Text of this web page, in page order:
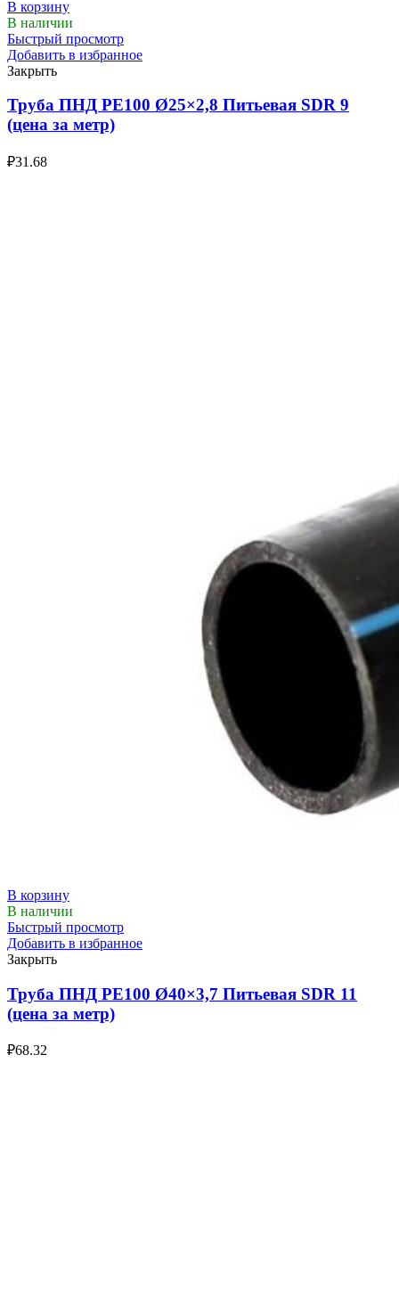
В корзину
В наличии
Быстрый просмотр
Добавить в избранное
Закрыть
Труба ПНД РЕ100 Ø25×2,8 Питьевая SDR 9
(цена за метр)
₽31.68
В корзину
В наличии
Быстрый просмотр
Добавить в избранное
Закрыть
Труба ПНД РЕ100 Ø40×3,7 Питьевая SDR 11
(цена за метр)
₽68.32